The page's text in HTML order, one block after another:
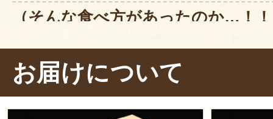
ね。
有限会社宮崎商店
代表取締役 宮崎信一
2024年01月10日 / 有
（そんな食べ方があったのか…！
今回は紅鮭昆布巻で実食！！
お届けについて